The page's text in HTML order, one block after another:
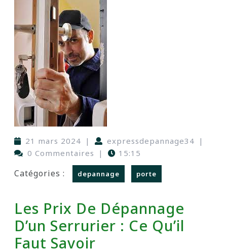
21 mars 2024 | expressdepannage34 |
0 Commentaires
| 15:15
Catégories : depannage porte
Les Prix De Dépannage
D’un Serrurier : Ce Qu’il
Faut Savoir